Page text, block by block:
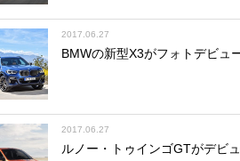
2017.06.27
BMWの新型X3がフォトデビュ
2017.06.27
ルノー・トゥインゴGTがデビ